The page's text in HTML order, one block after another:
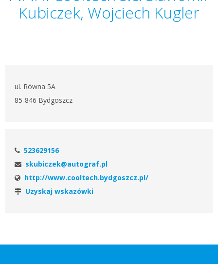
Kubiczek, Wojciech Kugler
ul. Równa 5A
85-846 Bydgoszcz
523629156
skubiczek@autograf.pl
http://www.cooltech.bydgoszcz.pl/
Uzyskaj wskazówki